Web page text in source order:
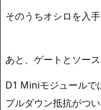
そのうちオシロを入手
あと、ゲートとソース
D1 Miniモジュールで
プルダウン抵抗がつ